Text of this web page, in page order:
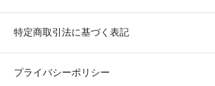
特定商取引法に基づく表記
プライバシーポリシー